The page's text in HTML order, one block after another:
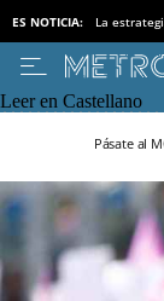
ES NOTICIA: La
Leer en Castellano
Pásate al